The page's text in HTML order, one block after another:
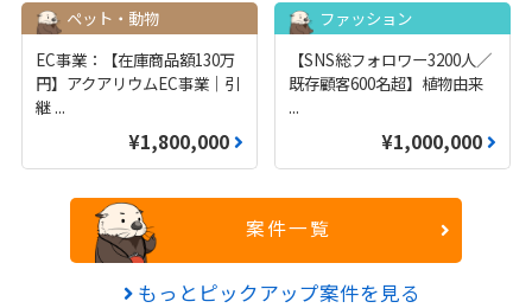
ペット・動物
EC事業：【在庫商品額130万
円】アクアリウムEC事業｜引
継 ...
¥1,800,000
ファッション
【SNS総フォロワー3200人／
既存顧客600名超】植物由来
...
¥1,000,000
案件一覧
もっとピックアップ案件を見る